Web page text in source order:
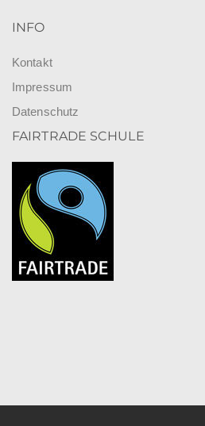
INFO
Kontakt
Impressum
Datenschutz
FAIRTRADE SCHULE